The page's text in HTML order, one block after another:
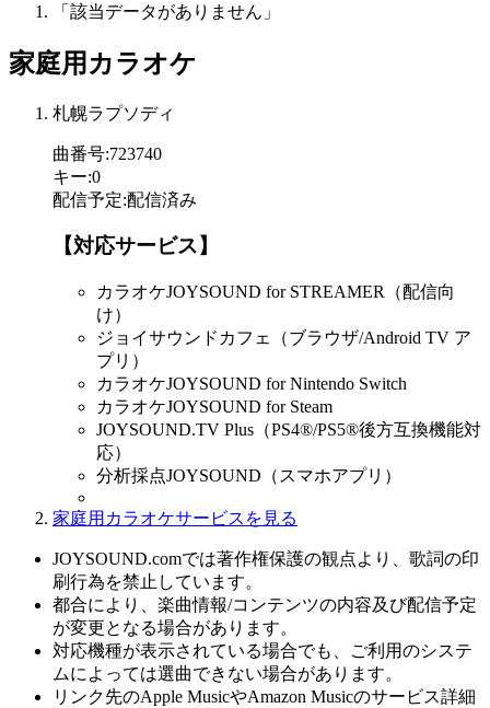
「該当データがありません」
家庭用カラオケ
札幌ラプソディ
曲番号:723740
キー:0
配信予定:配信済み
【対応サービス】
カラオケJOYSOUND for STREAMER（配信向
け）
ジョイサウンドカフェ（ブラウザ/Android TV ア
プリ）
カラオケJOYSOUND for Nintendo Switch
カラオケJOYSOUND for Steam
JOYSOUND.TV Plus（PS4®/PS5®後方互換機能対
応）
分析採点JOYSOUND（スマホアプリ）
家庭用カラオケサービスを見る
JOYSOUND.comでは著作権保護の観点より、歌詞の印
刷行為を禁止しています。
都合により、楽曲情報/コンテンツの内容及び配信予定
が変更となる場合があります。
対応機種が表示されている場合でも、ご利用のシステ
ムによっては選曲できない場合があります。
リンク先のApple MusicやAmazon Musicのサービス詳細